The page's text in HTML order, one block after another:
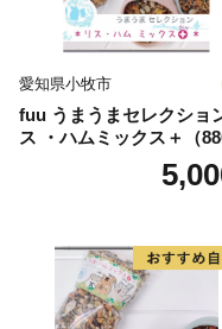
愛知県小牧市
fuu うまうまセレクショ
ス ・ハムミックス＋（